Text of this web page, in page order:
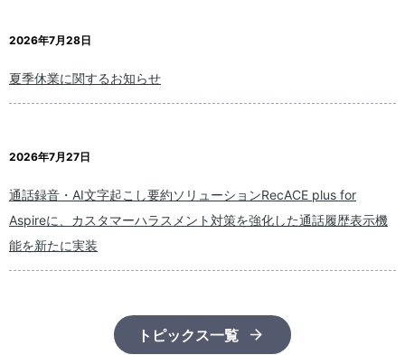
2026年7月28日
夏季休業に関するお知らせ
2026年7月27日
通話録音・AI文字起こし要約ソリューションRecACE plus for
Aspireに、カスタマーハラスメント対策を強化した通話履歴表示機
能を新たに実装
トピックス一覧